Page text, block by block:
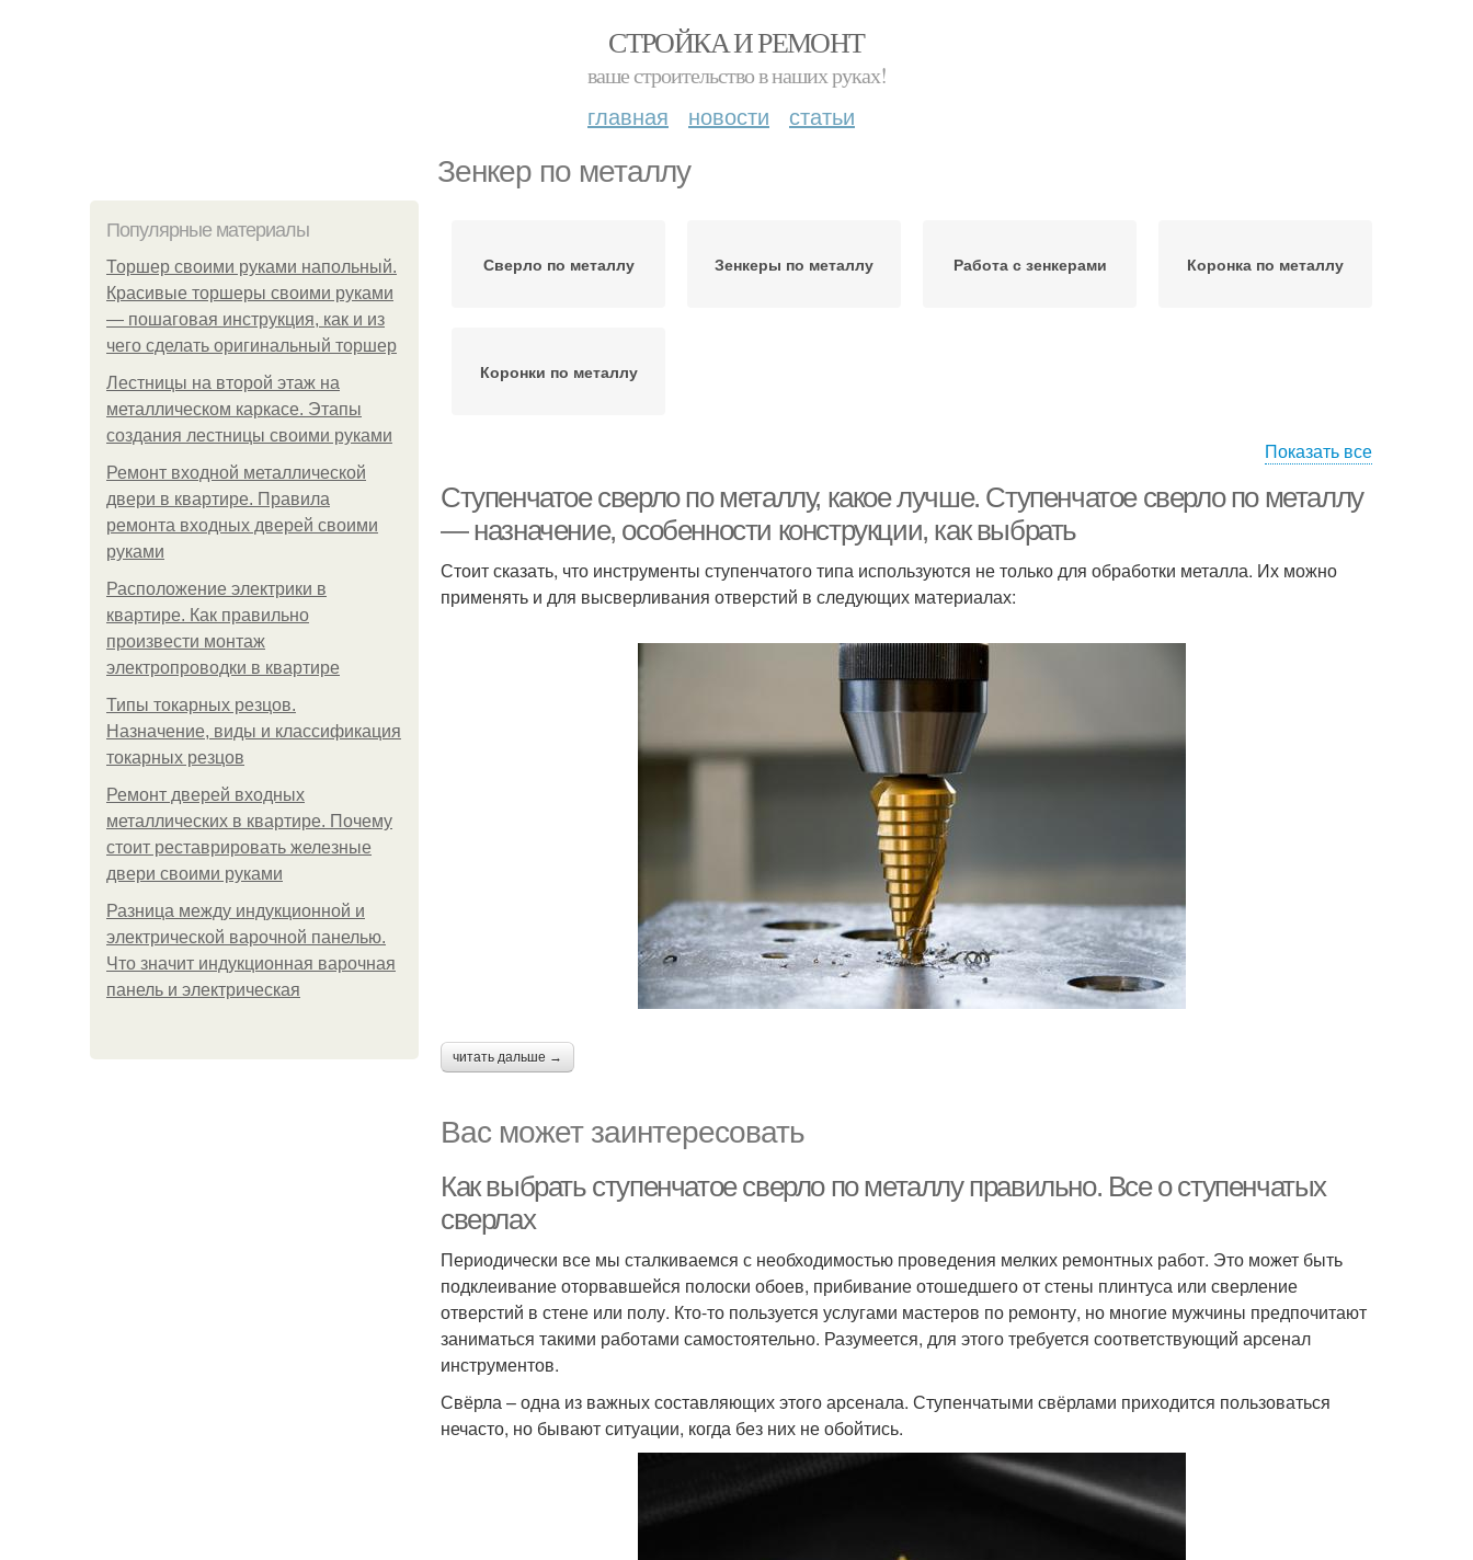
СТРОЙКА И РЕМОНТ
ваше строительство в наших руках!
главная новости статьи
Зенкер по металлу
Популярные материалы
Торшер своими руками напольный.
Красивые торшеры своими руками
— пошаговая инструкция, как и из
чего сделать оригинальный торшер
Лестницы на второй этаж на
металлическом каркасе. Этапы
создания лестницы своими руками
Ремонт входной металлической
двери в квартире. Правила
ремонта входных дверей своими
руками
Расположение электрики в
квартире. Как правильно
произвести монтаж
электропроводки в квартире
Типы токарных резцов.
Назначение, виды и классификация
токарных резцов
Ремонт дверей входных
металлических в квартире. Почему
стоит реставрировать железные
двери своими руками
Разница между индукционной и
электрической варочной панелью.
Что значит индукционная варочная
панель и электрическая
Сверло по металлу Зенкеры по металлу Работа с зенкерами Коронка по металлу
Коронки по металлу
Показать все
Ступенчатое сверло по металлу, какое лучше. Ступенчатое сверло по металлу
— назначение, особенности конструкции, как выбрать
Стоит сказать, что инструменты ступенчатого типа используются не только для обработки металла. Их можно
применять и для высверливания отверстий в следующих материалах:
читать дальше →
Вас может заинтересовать
Как выбрать ступенчатое сверло по металлу правильно. Все о ступенчатых
сверлах
Периодически все мы сталкиваемся с необходимостью проведения мелких ремонтных работ. Это может быть
подклеивание оторвавшейся полоски обоев, прибивание отошедшего от стены плинтуса или сверление
отверстий в стене или полу. Кто-то пользуется услугами мастеров по ремонту, но многие мужчины предпочитают
заниматься такими работами самостоятельно. Разумеется, для этого требуется соответствующий арсенал
инструментов.
Свёрла – одна из важных составляющих этого арсенала. Ступенчатыми свёрлами приходится пользоваться
нечасто, но бывают ситуации, когда без них не обойтись.